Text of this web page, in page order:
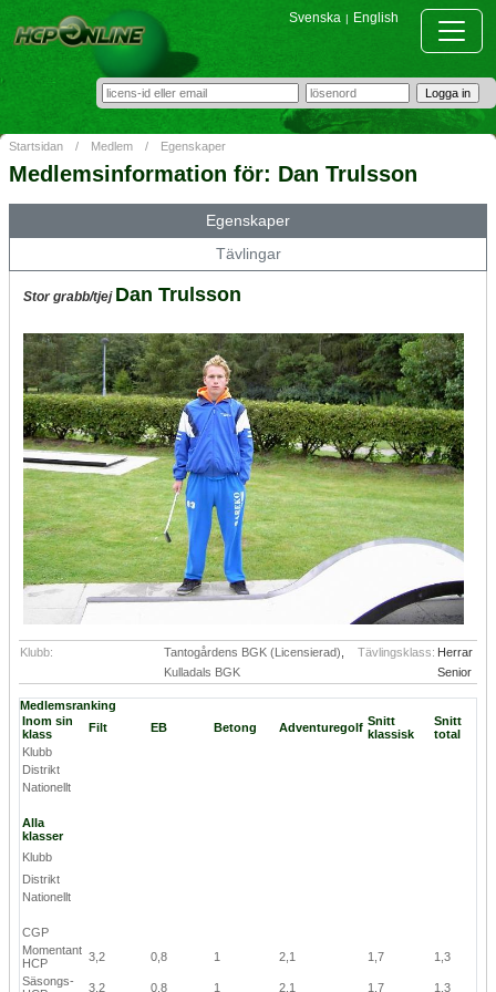
Svenska | English
Startsidan / Medlem / Egenskaper
Medlemsinformation för: Dan Trulsson
Egenskaper
Tävlingar
Stor grabb/tjej Dan Trulsson
Klubb: Tantogårdens BGK (Licensierad)
Kulladals BGK
Tävlingsklass: Herrar
Senior
Medlemsranking
Inom sin
klass
Filt EB Betong Adventuregolf Snitt
klassisk
Snitt
total
Klubb
Distrikt
Nationellt
Alla
klasser
Klubb
Distrikt
Nationellt
CGP
Momentant
HCP
3,2 0,8 1 2,1 1,7
1,3
Säsongs-
3,2 0,8 1 2,1 1,7 1,3